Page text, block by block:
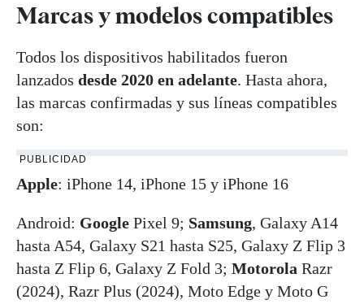
Marcas y modelos compatibles
Todos los dispositivos habilitados fueron
lanzados desde 2020 en adelante. Hasta ahora,
las marcas confirmadas y sus líneas compatibles
son:
PUBLICIDAD
Apple: iPhone 14, iPhone 15 y iPhone 16
Android: Google Pixel 9; Samsung, Galaxy A14
hasta A54, Galaxy S21 hasta S25, Galaxy Z Flip 3
hasta Z Flip 6, Galaxy Z Fold 3; Motorola Razr
(2024), Razr Plus (2024), Moto Edge y Moto G